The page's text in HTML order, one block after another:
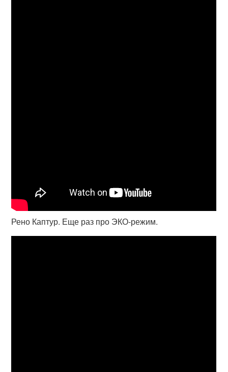
Рено Каптур. Еще раз про ЭКО-режим.